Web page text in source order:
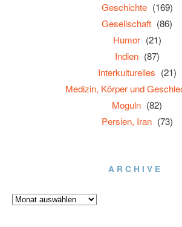
Geschichte (169)
Gesellschaft (86)
Humor (21)
Indien (87)
Interkulturelles (21)
Medizin, Körper und
Moguln (82)
Persien, Iran (73)
ARCHIVE